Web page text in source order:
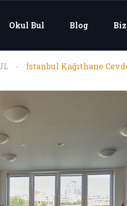
Okul Bul Blog
İstanbul Kağıthane